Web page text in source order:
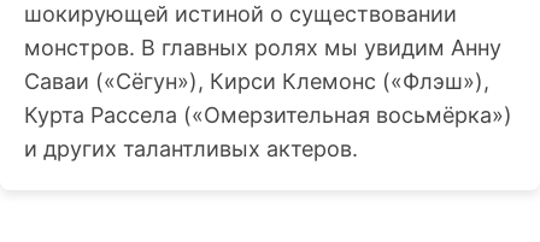
шокирующей истиной о существовании
монстров. В главных ролях мы увидим Анну
Саваи («Сёгун»), Кирси Клемонс («Флэш»),
Курта Рассела («Омерзительная восьмёрка»)
и других талантливых актеров.